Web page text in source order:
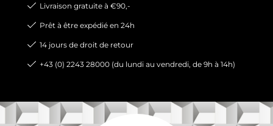
Livraison gratuite à €90,-
Prêt à être expédié en 24h
14 jours de droit de retour
+43 (0) 2243 28000 (du lundi au vendredi, de 9h à 14h)